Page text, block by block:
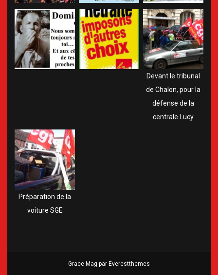
Devant le tribunal
de Chalon, pour la
défense de la
centrale Lucy
Préparation de la
voiture SGE
Grace Mag par Everestthemes